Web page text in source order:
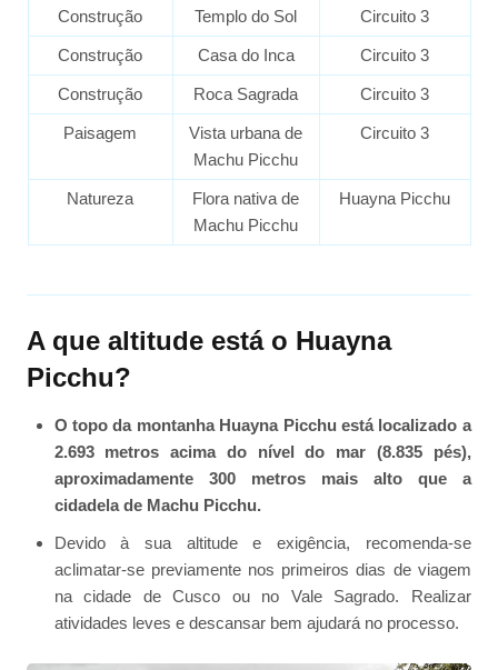
Construção Templo do Sol Circuito 3
Construção Casa do Inca Circuito 3
Construção Roca Sagrada Circuito 3
Paisagem
Vista urbana de
Machu Picchu
Circuito 3
Natureza
Flora nativa de
Machu Picchu
Huayna Picchu
A que altitude está o Huayna
Picchu?
O topo da montanha Huayna Picchu está localizado a
2.693 metros acima do nível do mar (8.835 pés),
aproximadamente 300 metros mais alto que a
cidadela de Machu Picchu.
Devido à sua altitude e exigência, recomenda-se
aclimatar-se previamente nos primeiros dias de viagem
na cidade de Cusco ou no Vale Sagrado. Realizar
atividades leves e descansar bem ajudará no processo.